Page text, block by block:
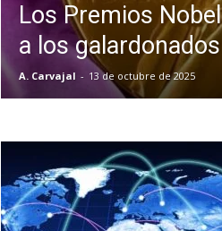
Los Premios
a los galardonados
A. Carvajal - 13 de octubre de 2025